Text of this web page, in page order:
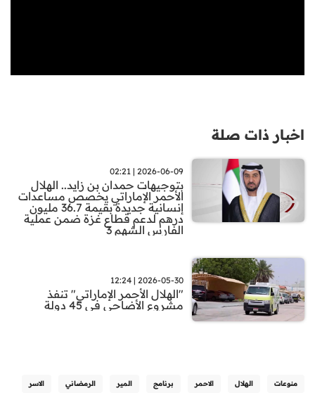
اخبار ذات صلة
2026-06-09 | 02:21
بتوجيهات حمدان بن زايد.. الهلال
الأحمر الإماراتي يخصص مساعدات
إنسانية جديدة بقيمة 36.7 مليون
درهم لدعم قطاع غزة ضمن عملية
الفارس الشهم 3
2026-05-30 | 12:24
"الهلال الأحمر الإماراتي" تنفذ
مشروع الأضاحي في 45 دولة
منوعات الهلال الاحمر برنامج المير الرمضاني الاسر